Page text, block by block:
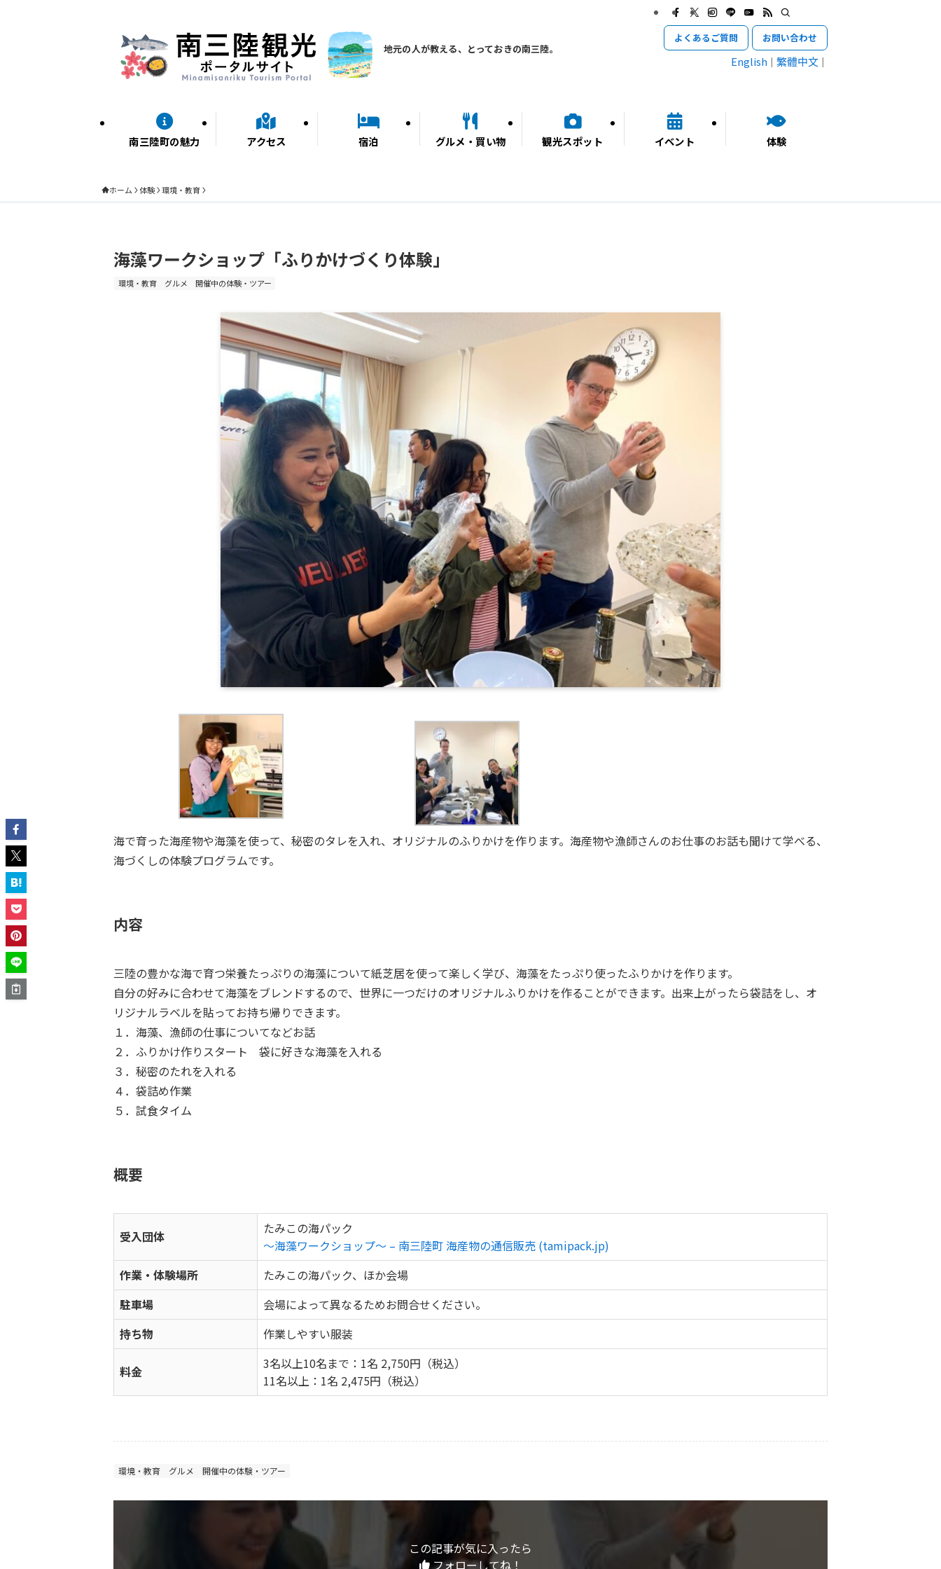
地元の人が教える、とっておきの南三陸。
南三陸町の魅力 アクセス 宿泊 グルメ・買い物 観光スポット イベント 体験
よくあるご質問 お問い合わせ
English 繁體中文
ホーム 体験 環境・教育
海藻ワークショップ「ふりかけづくり体験」
環境・教育 グルメ 開催中の体験・ツアー
海で育った海産物や海藻を使って、秘密のタレを入れ、オリジナルのふりかけを作ります。海産物や漁師さんのお仕事のお話も聞けて学べる、
海づくしの体験プログラムです。
内容
三陸の豊かな海で育つ栄養たっぷりの海藻について紙芝居を使って楽しく学び、海藻をたっぷり使ったふりかけを作ります。
自分の好みに合わせて海藻をブレンドするので、世界に一つだけのオリジナルふりかけを作ることができます。出来上がったら袋詰をし、オ
リジナルラベルを貼ってお持ち帰りできます。
１．海藻、漁師の仕事についてなどお話
２．ふりかけ作りスタート 袋に好きな海藻を入れる
３．秘密のたれを入れる
４．袋詰め作業
５．試食タイム
概要
受入団体
たみこの海パック
～海藻ワークショップ～ – 南三陸町 海産物の通信販売 (tamipack.jp)
作業・体験場所
たみこの海パック、ほか会場
駐車場
会場によって異なるためお問合せください。
持ち物
作業しやすい服装
料金
3名以上10名まで：1名 2,750円（税込）
11名以上：1名 2,475円（税込）
環境・教育 グルメ 開催中の体験・ツアー
この記事が気に入ったら
フォローしてね！